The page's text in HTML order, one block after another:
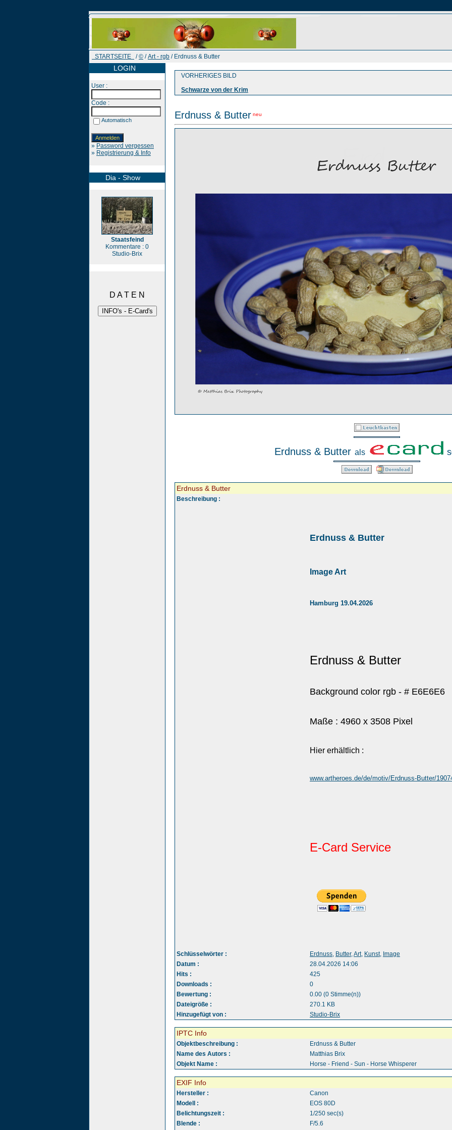
STARTSEITE /© /Art - rgb / Erdnuss & Butter
LOGIN
User :
Code :
Automatisch
» Password vergessen
» Registrierung & Info
Dia - Show
Staatsfeind
Kommentare : 0
Studio-Brix
D A T E N
VORHERIGES BILD
Schwarze von der Krim
Erdnuss & Butter neu
Erdnuss & Butter als
Erdnuss & Butter
Beschreibung :
Erdnuss & Butter
Image Art
Hamburg 19.04.2026
Erdnuss & Butter
Background color rgb - # E6E6E6
Maße : 4960 x 3508 Pixel
Hier erhältlich :
www.artheroes.de/de/motiv/Erdnuss-Butter/
E-Card Service
Schlüsselwörter : Erdnuss, Butter,Art, Kunst, Image
Datum :
28.04.2026 14:06
Hits :
425
Downloads :
0
Bewertung :
0.00 (0 Stimme(n))
Dateigröße :
270.1 KB
Hinzugefügt von :
Studio-Brix
IPTC Info
Objektbeschreibung :
Erdnuss & Butter
Name des Autors :
Matthias Brix
Objekt Name :
Horse - Friend - Sun - Horse Whisperer
EXIF Info
Hersteller :
Canon
Modell :
EOS 80D
Belichtungszeit :
1/250 sec(s)
Blende :
F/5.6